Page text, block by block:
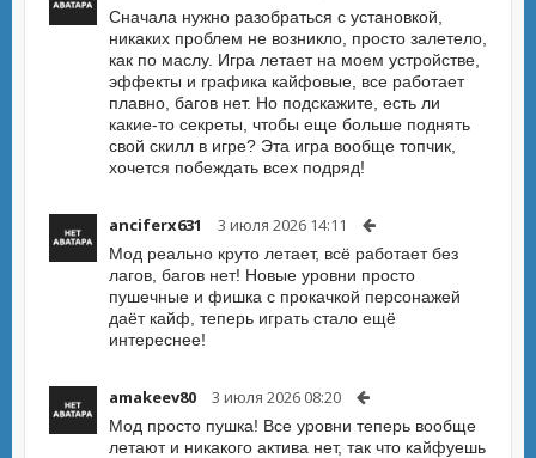
Сначала нужно разобраться с установкой,
никаких проблем не возникло, просто залетело,
как по маслу. Игра летает на моем устройстве,
эффекты и графика кайфовые, все работает
плавно, багов нет. Но подскажите, есть ли
какие-то секреты, чтобы еще больше поднять
свой скилл в игре? Эта игра вообще топчик,
хочется побеждать всех подряд!
anciferx631 3 июля 2026 14:11
Мод реально круто летает, всё работает без
лагов, багов нет! Новые уровни просто
пушечные и фишка с прокачкой персонажей
даёт кайф, теперь играть стало ещё
интереснее!
amakeev80 3 июля 2026 08:20
Мод просто пушка! Все уровни теперь вообще
летают и никакого актива нет, так что кайфуешь